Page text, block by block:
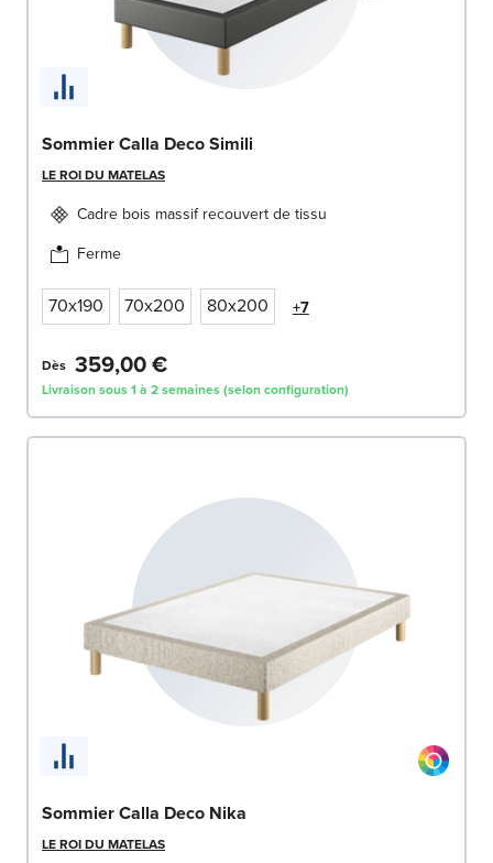
Sommier Calla Deco Simili
LE ROI DU MATELAS
Cadre bois massif recouvert de tissu
Ferme
70x190 70x200 80x200 +7
Dès 359,00 €
Livraison sous 1 à 2 semaines (selon configuration)
Sommier Calla Deco Nika
LE ROI DU MATELAS